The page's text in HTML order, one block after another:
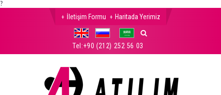
?
Tel:+90 (212) 252 56 03
İletişim Formu Haritada Yerimiz